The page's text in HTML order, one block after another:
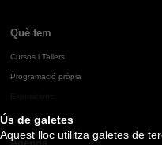
Ús de galetes
Aquest lloc utilitza galetes de
Què fem
Cursos i Tallers
Programació pròpia